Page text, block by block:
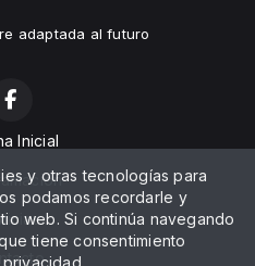
adaptada al futuro
Inicial
y otras tecnologías para
podamos recordarle y
web. Si continúa navegando
tiene consentimiento